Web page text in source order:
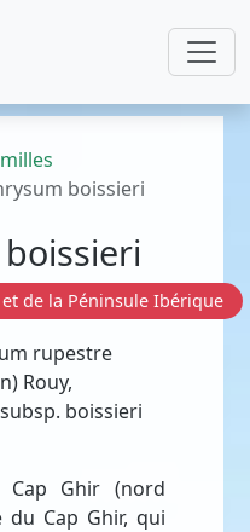
boissieri
de la Péninsule Ibérique
rupestre
Rouy,
boissieri
Cap Ghir (nord
du Cap Ghir, qui